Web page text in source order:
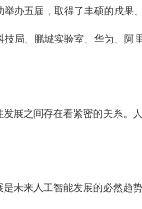
五届，取得了丰硕的成果。
局、鹏城实验室、华为、阿
之间存在着紧密的关系。人
来人工智能发展的必然趋势